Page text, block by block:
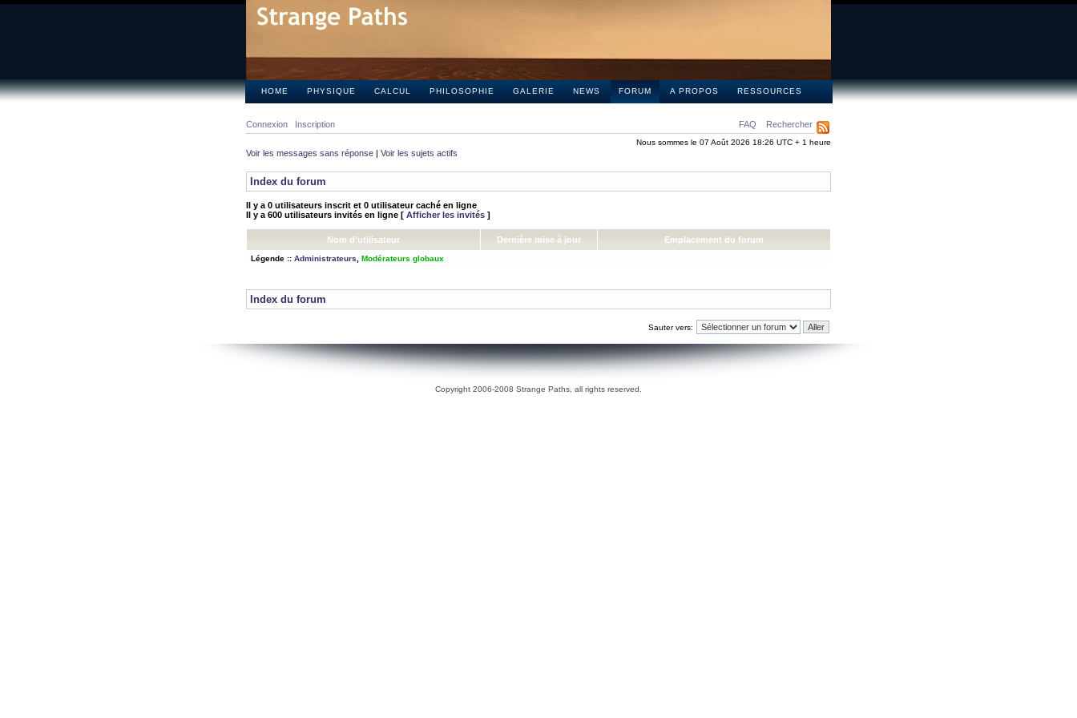
HOME PHYSIQUE CALCUL PHILOSOPHIE GALERIE NEWS FORUM A PROPOS RESSOURCES
FAQ Rechercher
Connexion Inscription
Nous sommes le 07 Août 2026 18:26 UTC + 1 heure
Voir les messages sans réponse | Voir les sujets actifs
Index du forum
Il y a 0 utilisateurs inscrit et 0 utilisateur caché en ligne
Il y a 600 utilisateurs invités en ligne [ Afficher les invités ]
Nom d’utilisateur Dernière mise à jour Emplacement du forum
Légende :: Administrateurs Modérateurs globaux
Index du forum
Sauter vers:
Copyright 2006-2008 Strange Paths, all rights reserved.